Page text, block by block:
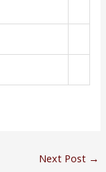
Next Post →